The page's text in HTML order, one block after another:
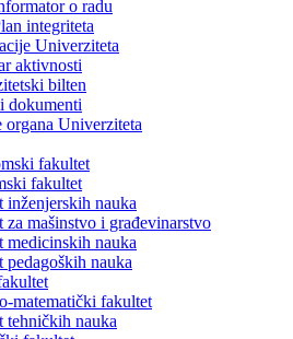
o radu
integriteta
Univerziteta
aktivnosti
bilten
dokumenti
organa Univerziteta
fakultet
fakultet
inženjerskih nauka
za mašinstvo i građevinarstvo
medicinskih nauka
pedagoških nauka
matematički fakultet
tehničkih nauka